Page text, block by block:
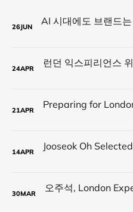
26JUN
24APR
21APR
14APR
30MAR